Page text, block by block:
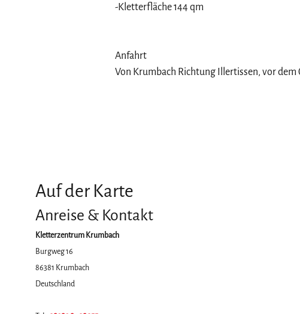
-Kletterfläche 144 qm
Anfahrt
Von Krumbach Richtung Illertissen, vor
Auf der Karte
Anreise & Kontakt
Kletterzentrum Krumbach
Burgweg 16
86381 Krumbach
Deutschland